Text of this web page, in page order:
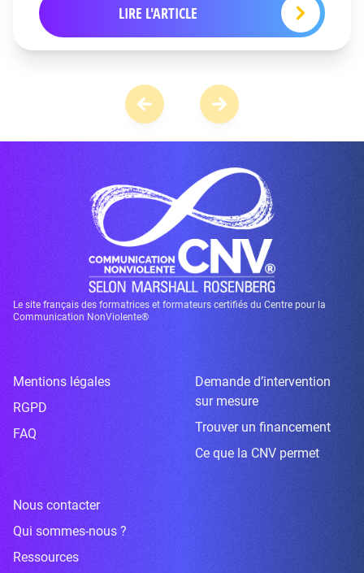
LIRE L'ARTICLE
Le site français des formatrices et formateurs certifiés du Centre pour la
Communication NonViolente®
Mentions légales
RGPD
FAQ
Demande d’intervention
sur mesure
Trouver un financement
Ce que la CNV permet
Nous contacter
Qui sommes-nous ?
Ressources